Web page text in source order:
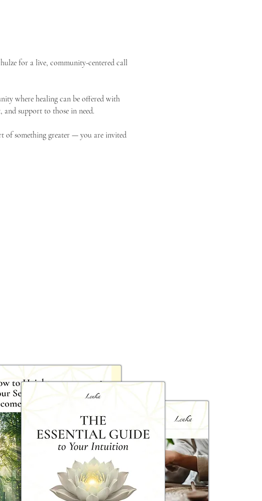
for a live, community-centered call
where healing can be offered with
support to those in need.
of something greater — you are invited